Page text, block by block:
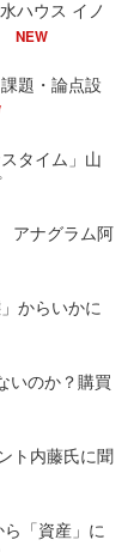
ハウス イノ
NEW
題・論点設
タイム」山
アナグラム阿
からいかに
いのか？購買
ト内藤氏に聞
「資産」に